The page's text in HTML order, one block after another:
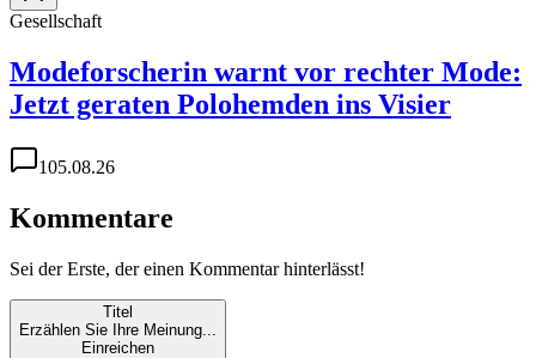
Gesellschaft
Modeforscherin warnt vor rechter Mode:
Jetzt geraten Polohemden ins Visier
105.08.26
Kommentare
Sei der Erste, der einen Kommentar hinterlässt!
Titel
Erzählen Sie Ihre Meinung...
Einreichen